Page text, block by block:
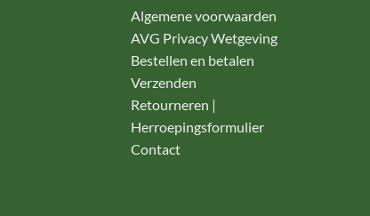
Algemene voorwaarden
AVG Privacy Wetgeving
Bestellen en betalen
Verzenden
Retourneren |
Herroepingsformulier
Contact